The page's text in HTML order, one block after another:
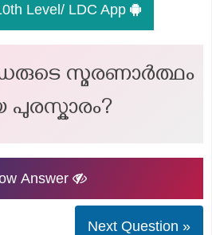
Level/ LDC App
സ്മരണാര്‍ത്ഥം
പുരസ്കാരം?
Answer
Next Question »